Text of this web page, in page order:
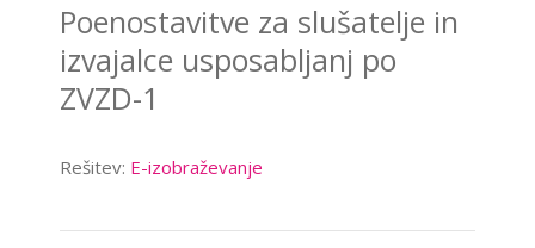
Poenostavitve za slušatelje in
izvajalce usposabljanj po
ZVZD-1
Rešitev: E-izobraževanje